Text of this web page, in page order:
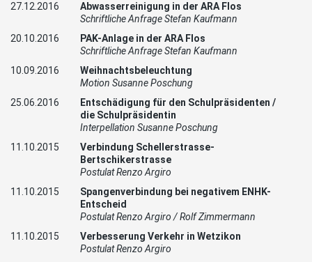
27.12.2016
Abwasserreinigung in der ARA Flos
Schriftliche Anfrage Stefan Kaufmann
20.10.2016
PAK-Anlage in der ARA Flos
Schriftliche Anfrage Stefan Kaufmann
10.09.2016
Weihnachtsbeleuchtung
Motion Susanne Poschung
25.06.2016
Entschädigung für den Schulpräsidenten /
die Schulpräsidentin
Interpellation Susanne Poschung
11.10.2015
Verbindung Schellerstrasse-
Bertschikerstrasse
Postulat Renzo Argiro
11.10.2015
Spangenverbindung bei negativem ENHK-
Entscheid
Postulat Renzo Argiro / Rolf Zimmermann
11.10.2015
Verbesserung Verkehr in Wetzikon
Postulat Renzo Argiro